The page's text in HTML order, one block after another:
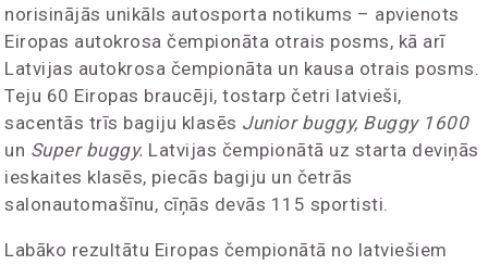
norisinājās unikāls autosporta notikums – apvienots
Eiropas autokrosa čempionāta otrais posms, kā arī
Latvijas autokrosa čempionāta un kausa otrais posms.
Teju 60 Eiropas braucēji, tostarp četri latvieši,
sacentās trīs bagiju klasēs Junior buggy, Buggy 1600
un Super buggy. Latvijas čempionātā uz starta deviņās
ieskaites klasēs, piecās bagiju un četrās
salonautomašīnu, cīņās devās 115 sportisti.
Labāko rezultātu Eiropas čempionātā no latviešiem